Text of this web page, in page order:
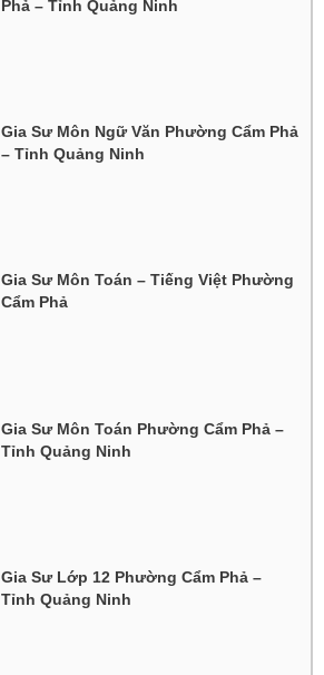
Phả – Tỉnh Quảng Ninh
Gia Sư Môn Ngữ Văn Phường Cẩm Phả
– Tỉnh Quảng Ninh
Gia Sư Môn Toán – Tiếng Việt Phường
Cẩm Phả
Gia Sư Môn Toán Phường Cẩm Phả –
Tỉnh Quảng Ninh
Gia Sư Lớp 12 Phường Cẩm Phả –
Tỉnh Quảng Ninh